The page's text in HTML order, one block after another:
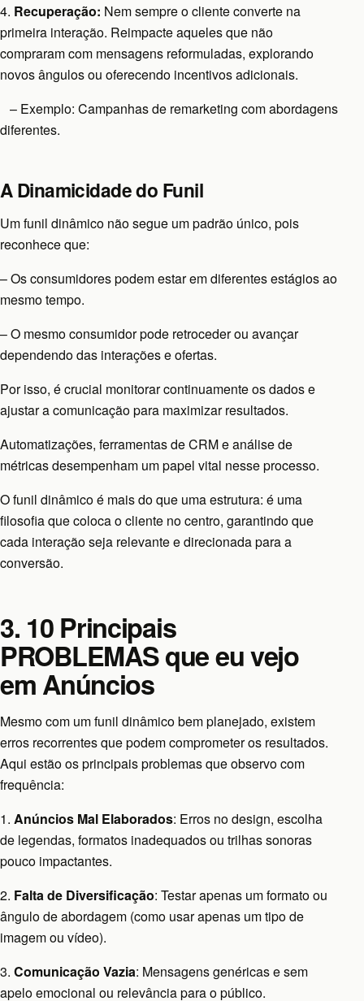
4. Recuperação: Nem sempre o cliente converte na
primeira interação. Reimpacte aqueles que não
compraram com mensagens reformuladas, explorando
novos ângulos ou oferecendo incentivos adicionais.
– Exemplo: Campanhas de remarketing com abordagens
diferentes.
A Dinamicidade do Funil
Um funil dinâmico não segue um padrão único, pois
reconhece que:
– Os consumidores podem estar em diferentes estágios ao
mesmo tempo.
– O mesmo consumidor pode retroceder ou avançar
dependendo das interações e ofertas.
Por isso, é crucial monitorar continuamente os dados e
ajustar a comunicação para maximizar resultados.
Automatizações, ferramentas de CRM e análise de
métricas desempenham um papel vital nesse processo.
O funil dinâmico é mais do que uma estrutura: é uma
filosofia que coloca o cliente no centro, garantindo que
cada interação seja relevante e direcionada para a
conversão.
3. 10 Principais
PROBLEMAS que eu vejo
em Anúncios
Mesmo com um funil dinâmico bem planejado, existem
erros recorrentes que podem comprometer os resultados.
Aqui estão os principais problemas que observo com
frequência:
1. Anúncios Mal Elaborados: Erros no design, escolha
de legendas, formatos inadequados ou trilhas sonoras
pouco impactantes.
2. Falta de Diversificação: Testar apenas um formato ou
ângulo de abordagem (como usar apenas um tipo de
imagem ou vídeo).
3. Comunicação Vazia: Mensagens genéricas e sem
apelo emocional ou relevância para o público.